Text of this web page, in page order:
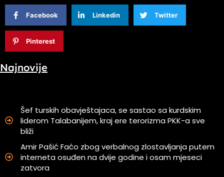
Facebook Linkedin Twitter
Pinterest
Najnovije
Šef turskih obavještajaca, se sastao sa kurdskim
liderom Talabanijem, kraj ere terorizma PKK-a sve
bliži
Amir Pašić Faćo zbog verbalnog zlostavljanja putem
interneta osuđen na dvije godine i osam mjeseci
zatvora